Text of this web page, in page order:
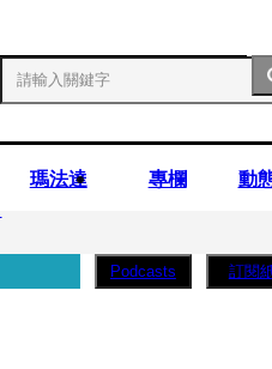
瑪法達 專欄
動
Podcasts 訂閱